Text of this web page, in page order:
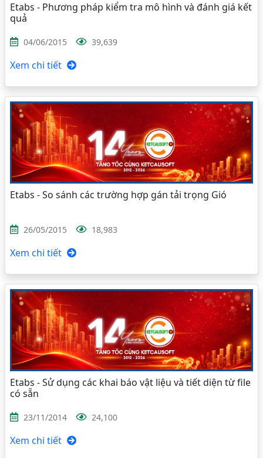
Etabs - Phương pháp kiểm tra mô hình và đánh giá kết
quả
04/06/2015 39,639
Xem chi tiết
Etabs - So sánh các trường hợp gán tải trọng Gió
26/05/2015 18,983
Xem chi tiết
Etabs - Sử dụng các khai báo vật liệu và tiết diện từ file
có sẵn
23/11/2014 24,100
Xem chi tiết